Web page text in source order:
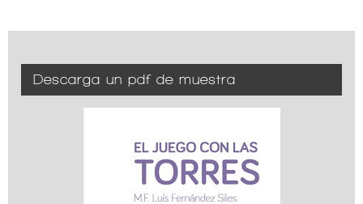
Descarga un pdf de muestra